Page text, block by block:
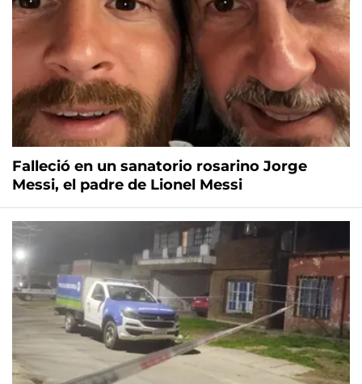
Falleció en un sanatorio rosarino Jorge
Messi, el padre de Lionel Messi